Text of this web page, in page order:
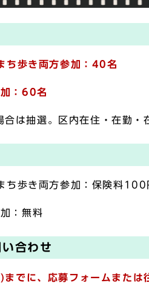
歩き両方参加： 40名
：60名
は抽選。区内在住・在勤・
歩き両方参加：保険料100
：無料
合わせ
でに、応募フォーム または